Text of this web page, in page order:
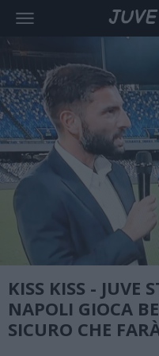
KISS KISS - JUVE
NAPOLI GIOCA
SICURO CHE